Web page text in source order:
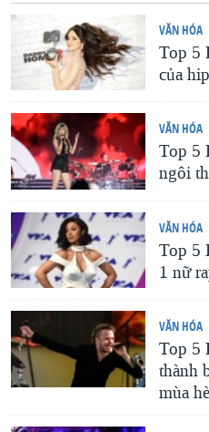
VĂN HÓA
Top 5
của
VĂN HÓA
Top 5
ngôi
VĂN HÓA
Top 5
1 nữ
VĂN HÓA
Top 5
thành
mùa hè